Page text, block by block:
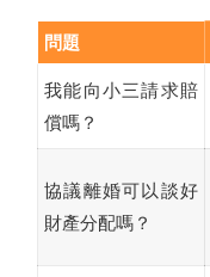
問題
我能向小三請求賠
償嗎？
協議離婚可以談好
財產分配嗎？